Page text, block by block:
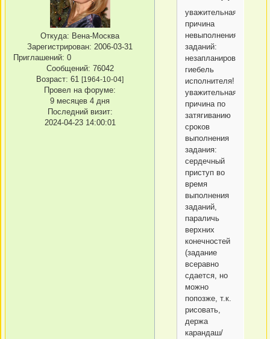
Откуда: Вена-Москва
Зарегистрирован: 2006-03-31
Приглашений: 0
Сообщений: 76042
Возраст: 61 [1964-10-04]
Провел на форуме:
9 месяцев 4 дня
Последний визит:
2024-04-23 14:00:01
уважительная
причина
невыполнения
заданий:
незапланированная
гиебель
исполнителя!
уважительная
причина по
затягиванию
сроков
выполнения
задания:
сердечный
приступ во
время
выполнения
заданий,
параличь
верхних
конечностей
(задание
всеравно
сдается, но
можно
попозже, т.к.
рисовать,
держа
карандаш/